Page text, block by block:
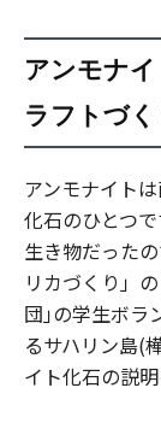
アンモナ
ラフトづく
アンモナイト
化石のひとつ
生き物だった
リカづくり」
団｣の学生ボラ
るサハリン島(
イト化石の説